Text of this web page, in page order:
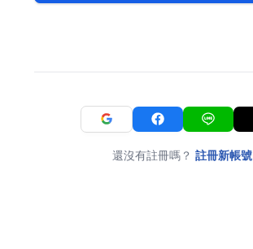
還沒有註冊嗎？ 註冊新帳號